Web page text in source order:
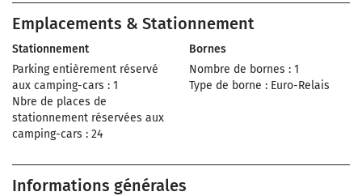
Emplacements & Stationnement
Stationnement
Parking entièrement réservé
aux camping-cars : 1
Nbre de places de
stationnement réservées aux
camping-cars : 24
Bornes
Nombre de bornes : 1
Type de borne : Euro-Relais
Informations générales